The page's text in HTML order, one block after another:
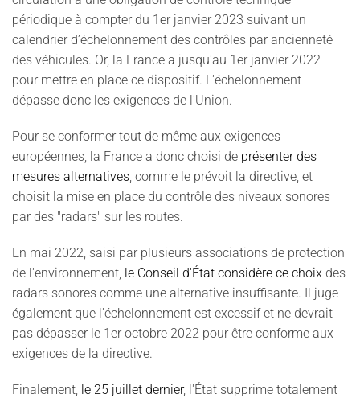
périodique à compter du 1er janvier 2023 suivant un
calendrier d’échelonnement des contrôles par ancienneté
des véhicules. Or, la France a jusqu'au 1er janvier 2022
pour mettre en place ce dispositif. L'échelonnement
dépasse donc les exigences de l'Union.
Pour se conformer tout de même aux exigences
européennes, la France a donc choisi de présenter des
mesures alternatives, comme le prévoit la directive, et
choisit la mise en place du contrôle des niveaux sonores
par des "radars" sur les routes.
En mai 2022, saisi par plusieurs associations de protection
de l'environnement, le Conseil d'État considère ce choix des
radars sonores comme une alternative insuffisante. Il juge
également que l'échelonnement est excessif et ne devrait
pas dépasser le 1er octobre 2022 pour être conforme aux
exigences de la directive.
Finalement, le 25 juillet dernier, l'État supprime totalement